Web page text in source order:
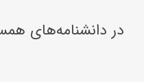
در دانشنامه‌های